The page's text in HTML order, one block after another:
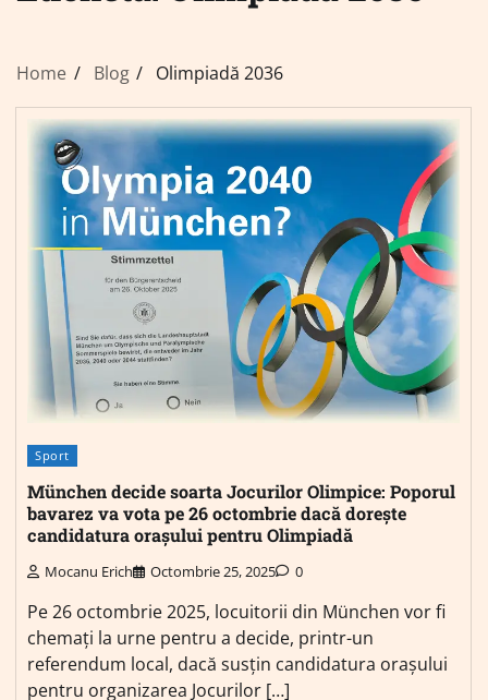
Home Blog Olimpiadă 2036
Sport
München decide soarta Jocurilor Olimpice: Poporul
bavarez va vota pe 26 octombrie dacă dorește
candidatura orașului pentru Olimpiadă
Mocanu Erich Octombrie 25, 2025 0
Pe 26 octombrie 2025, locuitorii din München vor fi
chemați la urne pentru a decide, printr-un
referendum local, dacă susțin candidatura orașului
pentru organizarea Jocurilor […]